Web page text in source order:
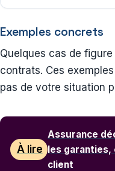
Exemples concrets
Quelques cas de
contrats. Ces
pas de votre situation
À lire
Assurance
les
client